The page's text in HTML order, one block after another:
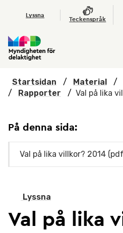
Hoppa till huvudmenyn
Lyssna
Teckenspråk
Startsidan / Material /
/
Rapporter / Val på lika
Lyssna
Val på lika
På denna sida:
Val på lika villkor? 2014